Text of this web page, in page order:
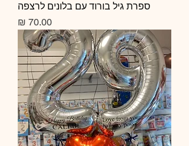
ספרת גיל בורוד עם בלונים לרצפה
מחיר